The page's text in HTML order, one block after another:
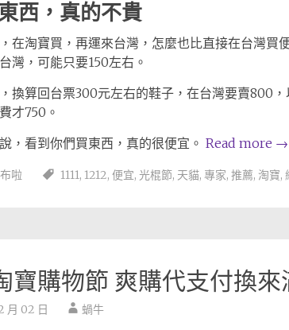
西，真的不貴
在淘寶買，再運來台灣，怎麼也比直接在台灣買
灣，可能只要150左右。
換算回台票300元左右的鞋子，在台灣要賣800
才750。
，看到你們買東西，真的很便宜。 Read more →
啦 1111, 1212, 便宜, 光棍節, 天貓, 專家, 推薦, 淘寶,
寶購物節 爽購代支付換來
月 02 日 蝸牛